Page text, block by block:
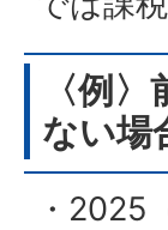
〈例
ない場
・2025